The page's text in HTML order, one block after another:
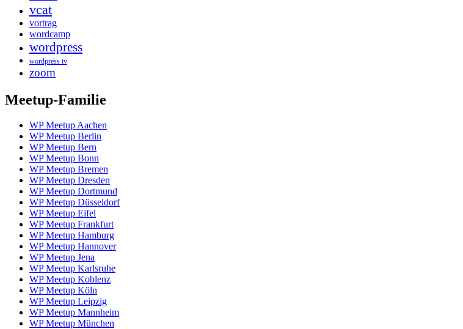
vcat
vortrag
wordcamp
wordpress
wordpress tv
zoom
Meetup-Familie
WP Meetup Aachen
WP Meetup Berlin
WP Meetup Bern
WP Meetup Bonn
WP Meetup Bremen
WP Meetup Dresden
WP Meetup Dortmund
WP Meetup Düsseldorf
WP Meetup Eifel
WP Meetup Frankfurt
WP Meetup Hamburg
WP Meetup Hannover
WP Meetup Jena
WP Meetup Karlsruhe
WP Meetup Koblenz
WP Meetup Köln
WP Meetup Leipzig
WP Meetup Mannheim
WP Meetup München